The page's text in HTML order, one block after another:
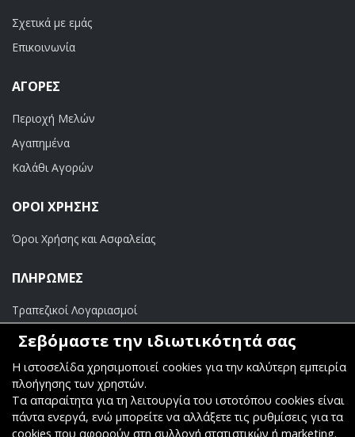
Σχετικά με εμάς
Επικοινωνία
ΑΓΟΡΈΣ
Περιοχή Μελών
Αγαπημένα
Καλάθι Αγορών
ΟΡΟΙ ΧΡΗΣΗΣ
Όροι Χρήσης και Ασφαλείας
ΠΛΗΡΩΜΕΣ
Τραπεζικοί Λογαριασμοί
Copyright ©Κοσμάς Audio Video . All Rights Reserved
Κατασκευή & ΦιλοξενίαKomvos.gr
Σεβόμαστε την ιδιωτικότητά σας
Η ιστοσελίδα χρησιμοποιεί cookies για την καλύτερη εμπειρία
πλοήγησης των χρηστών.
Τα απαραίτητα για τη λειτουργία του ιστοτόπου cookies είναι
πάντα ενεργά, ενώ μπορείτε να αλλάξετε τις ρυθμίσεις για τα
cookies που αφορούν στη συλλογή στατιστικών ή marketing.